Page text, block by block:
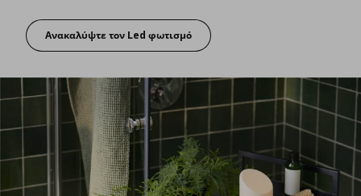
Νύχτα σπα στο σπίτι
Ανακαλύψτε τον Led φωτισμό